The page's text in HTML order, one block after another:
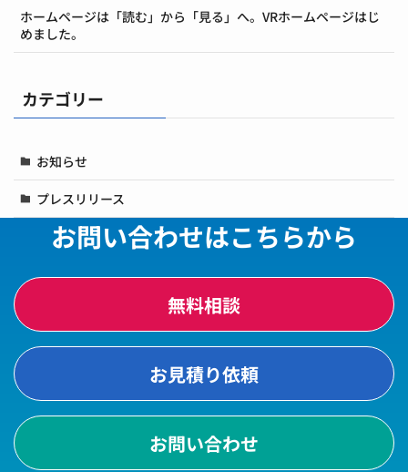
ホームページは「読む」から「見る」へ。VRホームページはじ
めました。
カテゴリー
お知らせ
プレスリリース
お問い合わせはこちらから
無料相談
お見積り依頼
お問い合わせ